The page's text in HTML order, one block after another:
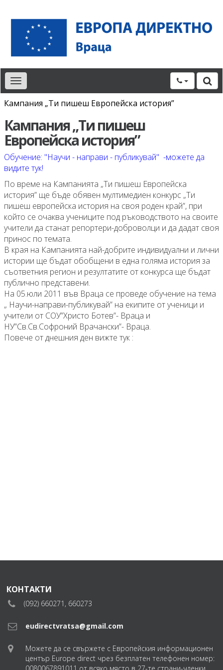
Toggle
navigation
Кампания „Ти пишеш Европейска история”
Кампания „Ти пишеш
Европейска история”
Обучение: "Научи - направи - публикувай" -можете да
видите тук!
По време на Кампанията „Ти пишеш Европейска
история” ще бъде обявен мултимедиен конкурс „Ти
пишеш европейска история на своя роден край”, при
който се очаква учениците под ръководството на своите
учители да станат репортери-доброволци и да дадат своя
принос по темата.
В края на Кампанията най-добрите индивидуални и лични
истории ще бъдат обобщени в една голяма история за
съответния регион и резултатите от конкурса ще бъдат
публично представени.
На 05.юли 2011 във Враца се проведе обучение на тема
„ Научи-направи-публикувай” на екипите от ученици и
учители от СОУ”Христо Ботев”- Враца и
НУ”Св.Св.Софроний Врачански”- Враца.
Повече от днешния ден вижте тук :
КОНТАКТИ
(092) 660271, 660273
eudirectvratsa@gmail.com
Можете да се свържете с Европейския информационен
център Europe direct чрез безплатен телефонен номер:
0080067891011 от всяко място в 27-те страни-членки